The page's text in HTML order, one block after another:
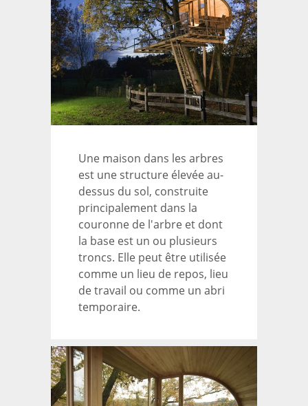
Une maison dans les arbres
est une structure élevée au-
dessus du sol, construite
principalement dans la
couronne de l'arbre et dont
la base est un ou plusieurs
troncs. Elle peut être utilisée
comme un lieu de repos, lieu
de travail ou comme un abri
temporaire.